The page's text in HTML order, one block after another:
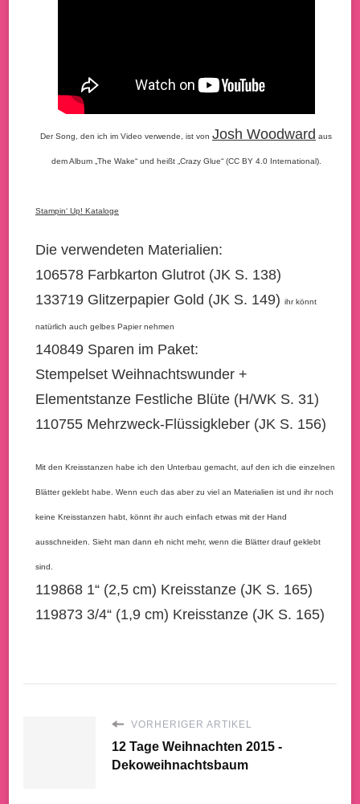
Der Song, den ich im Video verwende, ist von Josh Woodward aus
dem Album „The Wake“ und heißt „Crazy Glue“ (CC BY 4.0 International).
Stampin‘ Up! Kataloge
Die verwendeten Materialien:
106578 Farbkarton Glutrot (JK S. 138)
133719 Glitzerpapier Gold (JK S. 149) ihr könnt
natürlich auch gelbes Papier nehmen
140849 Sparen im Paket:
Stempelset Weihnachtswunder +
Elementstanze Festliche Blüte (H/WK S. 31)
110755 Mehrzweck-Flüssigkleber (JK S. 156)
Mit den Kreisstanzen habe ich den Unterbau gemacht, auf den ich die einzelnen
Blätter geklebt habe. Wenn euch das aber zu viel an Materialien ist und ihr noch
keine Kreisstanzen habt, könnt ihr auch einfach etwas mit der Hand
ausschneiden. Sieht man dann eh nicht mehr, wenn die Blätter drauf geklebt
sind.
119868 1“ (2,5 cm) Kreisstanze (JK S. 165)
119873 3/4“ (1,9 cm) Kreisstanze (JK S. 165)
VORHERIGER ARTIKEL
12 Tage Weihnachten 2015 -
Dekoweihnachtsbaum